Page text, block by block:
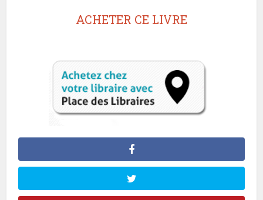
ACHETER CE LIVRE